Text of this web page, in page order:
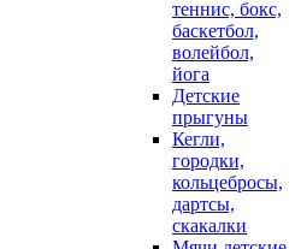
теннис, бокс,
баскетбол,
волейбол,
йога
Детские
прыгуны
Кегли,
городки,
кольцебросы,
дартсы,
скакалки